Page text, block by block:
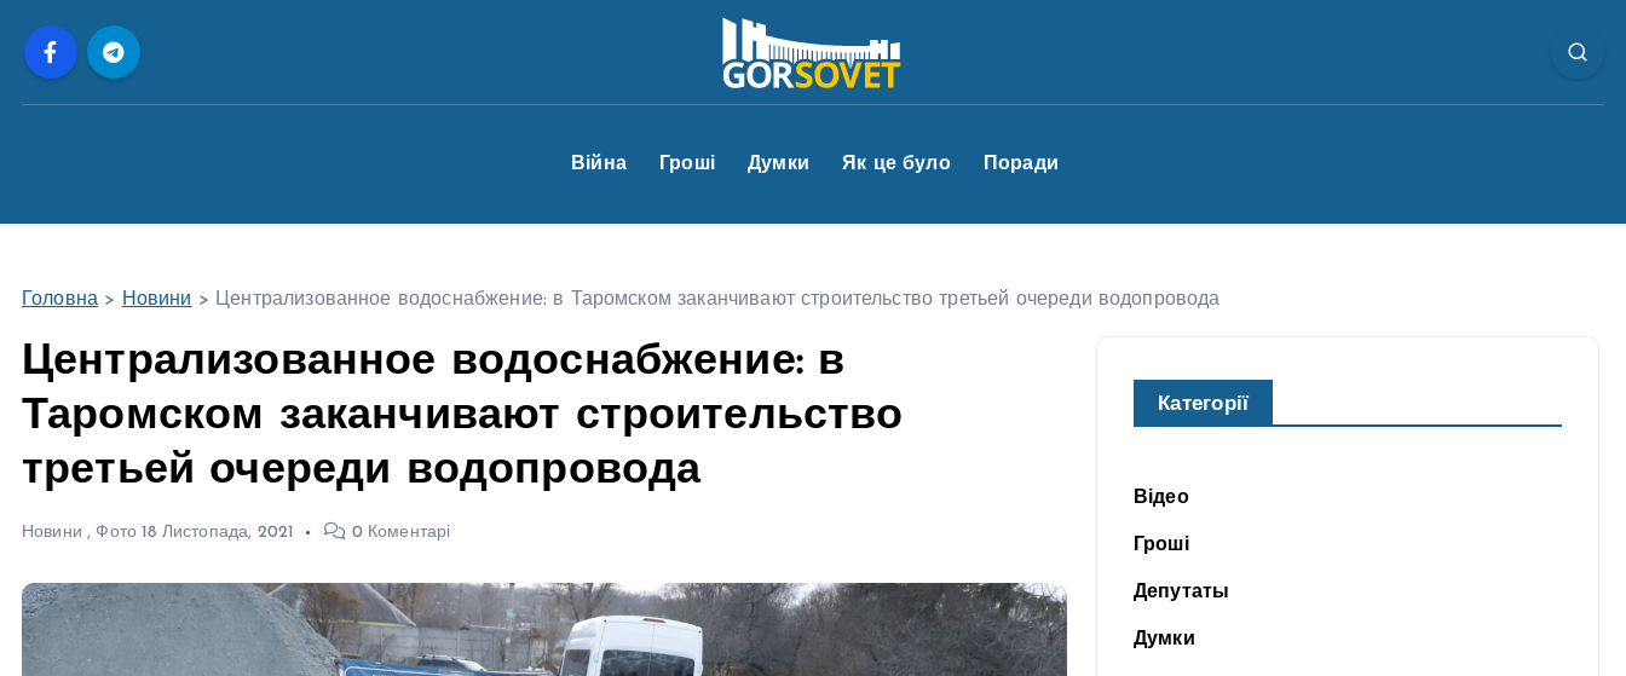
Війна Гроші Думки Як це було Поради
Головна > Новини > Централизованное водоснабжение: в Таромском заканчивают строительство третьей очереди водопровода
Централизованное водоснабжение: в
Таромском заканчивают строительство
третьей очереди водопровода
Новини , Фото 18 Листопада, 2021 0 Коментарі
Категорії
Відео
Гроші
Депутаты
Думки